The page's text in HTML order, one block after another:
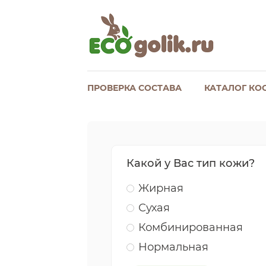
ПРОВЕРКА СОСТАВА КАТАЛОГ
Какой у Вас тип кожи?
Жирная
Сухая
Комбинированная
Нормальная